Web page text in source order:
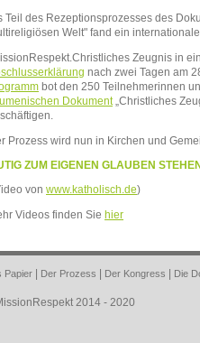
Teil des Rezeptionsprozesses des
Welt" fand ein
Zeugnis in
nach zwei Tagen am
bot den 250 Teilnehmerinnen
Dokument„Christliches
Prozess wird nun in Kirchen und
ZUM EIGENEN GLAUBEN
von www.katholisch.de)
Videos finden Sie hier
Papier Der Prozess Der Kongress Die
2014 - 2020